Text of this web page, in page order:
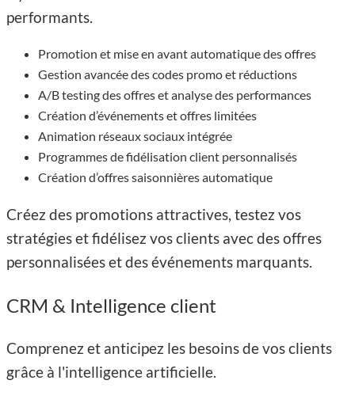
performants.
Promotion et mise en avant automatique des offres
Gestion avancée des codes promo et réductions
A/B testing des offres et analyse des performances
Création d’événements et offres limitées
Animation réseaux sociaux intégrée
Programmes de fidélisation client personnalisés
Création d’offres saisonnières automatique
Créez des promotions attractives, testez vos
stratégies et fidélisez vos clients avec des offres
personnalisées et des événements marquants.​
CRM & Intelligence client
Comprenez et anticipez les besoins de vos clients
grâce à l'intelligence artificielle.